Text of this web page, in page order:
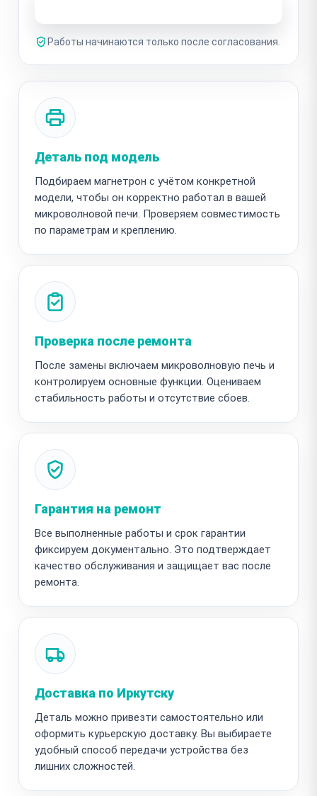
Работы начинаются только после согласования.
Деталь под модель
Подбираем магнетрон с учётом конкретной
модели, чтобы он корректно работал в вашей
микроволновой печи. Проверяем совместимость
по параметрам и креплению.
Проверка после ремонта
После замены включаем микроволновую печь и
контролируем основные функции. Оцениваем
стабильность работы и отсутствие сбоев.
Гарантия на ремонт
Все выполненные работы и срок гарантии
фиксируем документально. Это подтверждает
качество обслуживания и защищает вас после
ремонта.
Доставка по Иркутску
Деталь можно привезти самостоятельно или
оформить курьерскую доставку. Вы выбираете
удобный способ передачи устройства без
лишних сложностей.